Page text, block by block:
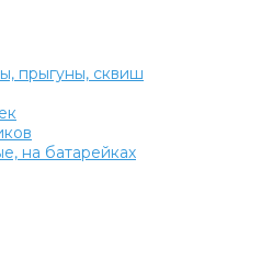
прыгуны, сквиш
на батарейках